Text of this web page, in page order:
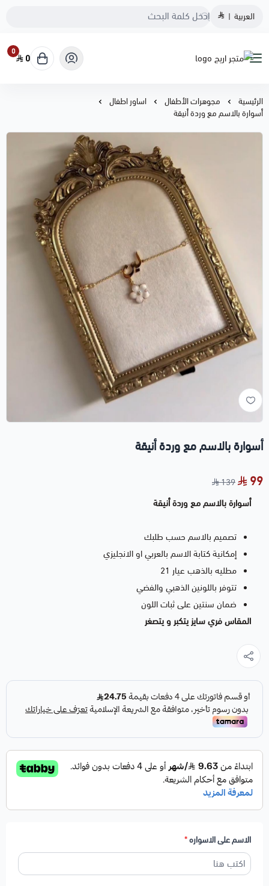
العربية |
متجر اريج
0
0
الرئيسية مجوهرات الأطفال
اساور اطفال
أسوارة بالاسم مع وردة أنيقة
أسوارة بالاسم مع وردة أنيقة
99
139
أسوارة بالاسم مع وردة أنيقة
تصميم بالاسم حسب طلبك
إمكانية كتابة الاسم بالعربي او الانجليزي
مطليه بالذهب عيار 21
تتوفر باللونين الذهبي والفضي
ضمان سنتين على ثبات اللون
المقاس فري سايز يتكبر و يتصغر
الاسم على الاسواره*